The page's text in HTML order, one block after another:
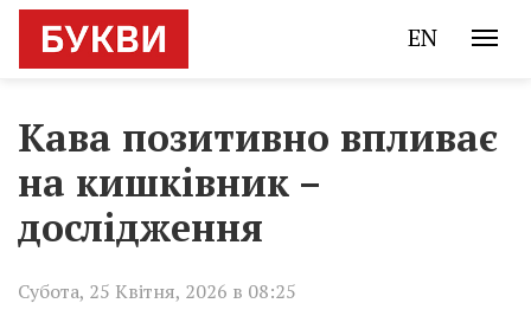
EN
Кава позитивно впливає
на кишківник –
дослідження
Субота, 25 Квітня, 2026 в 08:25